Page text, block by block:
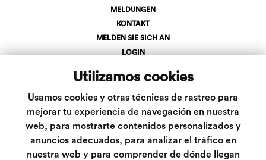
Utilizamos cookies
Usamos cookies y otras técnicas de rastreo para
mejorar tu experiencia de navegación en nuestra
web, para mostrarte contenidos personalizados y
anuncios adecuados, para analizar el tráfico en
nuestra web y para comprender de dónde llegan
MELDUNGEN
KONTAKT
MELDEN SIE SICH AN
LOGIN
info@inveslar.com
Folgen Sie uns